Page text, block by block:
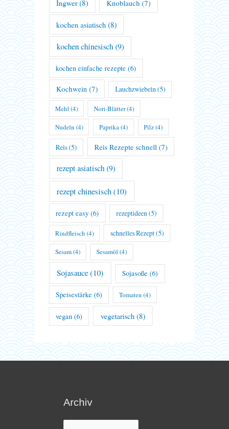
Ingwer(8) Knoblauch (7)
kochen asiatisch (8)
kochen chinesisch(9)
kochen einfache rezepte (6)
Kochwein(7) Lauchzwiebeln(5)
Mehl (4) Nori-Blätter(4)
Nudeln (4) Paprika (4) Pilz(4)
Reis(5) Reis Rezepte schnell (7)
rezept asiatisch(9)
rezept chinesisch(10)
rezept easy (6) rezeptideen (5)
Rindfleisch (4) schnelles Rezept(5)
Sesam(4) Sesamöl (4)
Sojasauce(10) Sojasoße (6)
Speisestärke (6) Tomaten (4)
vegan (6) vegetarisch (8)
Archiv